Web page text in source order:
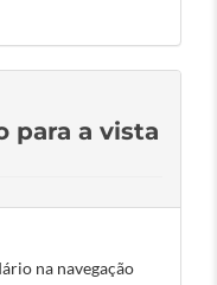
para a vista
na navegação